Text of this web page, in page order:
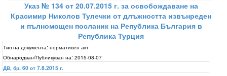
Указ № 134 от 20.07.2015 г. за освобождаване на
Красимир Николов Тулечки от длъжността извънреден
и пълномощен посланик на Република България в
Република Турция
Тип на документа: нормативен акт
Обнародван/Публикуван на: 2015-08-07
ДВ, бр. 60 от 7.8.2015 г.